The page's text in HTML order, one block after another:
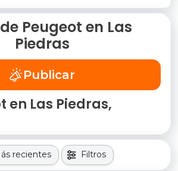
Peugeot en Las
Piedras
Publicar
en Las Piedras,
recientes Filtros